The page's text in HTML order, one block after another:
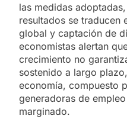
las medidas
resultados se traducen
global y captación de
economistas alertan
crecimiento no
sostenido a largo
economía, compuesto
generadoras de
marginado.